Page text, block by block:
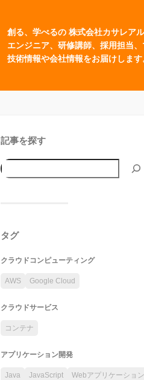
創る、学べるの 株式会社カサレアル
エンジニア、研修講師、採用担当、
技術情報や会社情報をお届けします
記事を探す
タグ
クラウドコンピューティング
AWS Google Cloud
クラウドサービス
コンテナ
アプリケーション開発
Java JavaScript
Webアプリケーショ